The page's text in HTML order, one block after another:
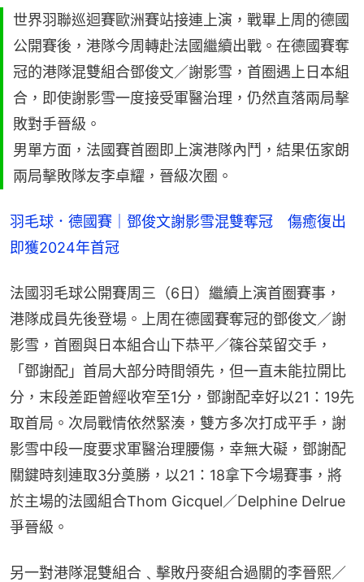
世界羽聯巡迴賽歐洲賽站接連上演，戰畢上周的德國
公開賽後，港隊今周轉赴法國繼續出戰。在德國賽奪
冠的港隊混雙組合鄧俊文／謝影雪，首圈遇上日本組
合，即使謝影雪一度接受軍醫治理，仍然直落兩局擊
敗對手晉級。
男單方面，法國賽首圈即上演港隊內鬥，結果伍家朗
兩局擊敗隊友李卓耀，晉級次圈。
羽毛球．德國賽｜鄧俊文謝影雪混雙奪冠　傷癒復出
即獲2024年首冠
法國羽毛球公開賽周三（6日）繼續上演首圈賽事，
港隊成員先後登場。上周在德國賽奪冠的鄧俊文／謝
影雪，首圈與日本組合山下恭平／篠谷菜留交手，
「鄧謝配」首局大部分時間領先，但一直未能拉開比
分，末段差距曾經收窄至1分，鄧謝配幸好以21：19先
取首局。次局戰情依然緊湊，雙方多次打成平手，謝
影雪中段一度要求軍醫治理腰傷，幸無大礙，鄧謝配
關鍵時刻連取3分奠勝，以21：18拿下今場賽事，將
於主場的法國組合Thom Gicquel／Delphine Delrue
爭晉級。
另一對港隊混雙組合﹑擊敗丹麥組合過關的李晉熙／